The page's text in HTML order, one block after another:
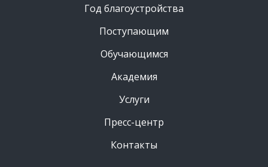
Год благоустройства
Поступающим
Обучающимся
Академия
Услуги
Пресс-центр
Контакты